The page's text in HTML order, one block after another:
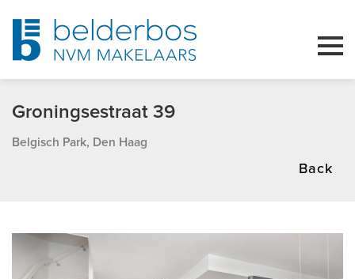
Groningsestraat 39
Belgisch Park, Den Haag
Back